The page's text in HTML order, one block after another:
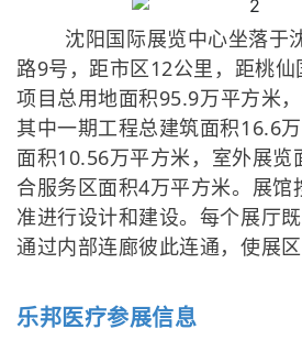
沈阳国际展览中心坐落于
路9号，距市区12公里，距桃仙
项目总用地面积95.9万平方米，
其中一期工程总建筑面积16.6
面积10.56万平方米，室外展览
合服务区面积4万平方米。展馆
准进行设计和建设。每个展厅
通过内部连廊彼此连通，使展区
乐邦医疗参展信息